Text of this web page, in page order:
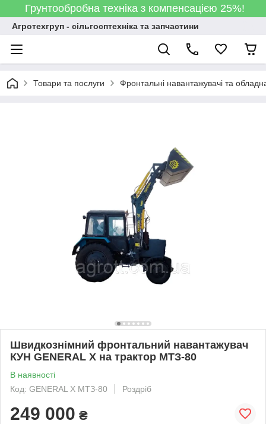
Грунтообробна техніка з компенсацією 25%!
Агротехгруп - сільгосптехніка та запчастини
Товари та послуги Фронтальні навантажувачі та
Швидкознімний фронтальний навантажувач
КУН GENERAL X на трактор МТЗ-80
В наявності
Код: GENERAL X МТЗ-80
Роздріб
249 000 ₴